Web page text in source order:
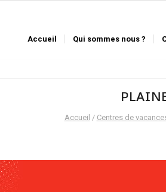
Accueil Qui sommes nous ?
Accueil / Centres de